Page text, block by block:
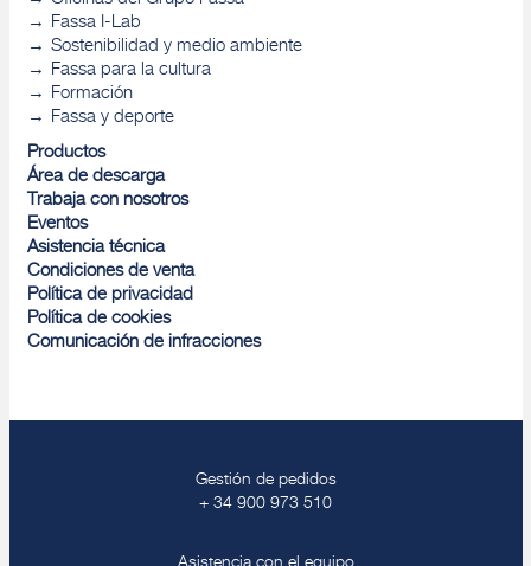
Fassa I-Lab
Sostenibilidad y medio ambiente
Fassa para la cultura
Formación
Fassa y deporte
Productos
Área de descarga
Trabaja con nosotros
Eventos
Asistencia técnica
Condiciones de venta
Política de privacidad
Política de cookies
Comunicación de infracciones
Gestión de pedidos
+ 34 900 973 510